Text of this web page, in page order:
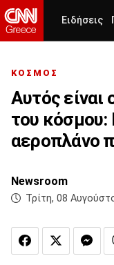
Ειδήσεις
ΚΟΣΜΟΣ
Αυτός είναι
του
αεροπλάνο
Newsroom
Τρίτη, 08